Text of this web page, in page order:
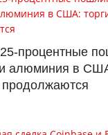
процентные
алюминия в